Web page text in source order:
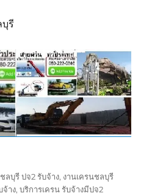
รี
ลบุรี ปจ2 รับจ้าง, งานเครนชลบุรี
จ้าง,บริการเครน รับจ้างมีปจ2